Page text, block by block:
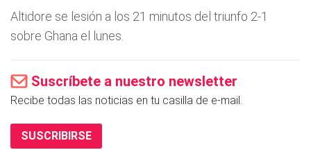
Altidore se lesión a los 21 minutos del triunfo 2-1
sobre Ghana el lunes.
Suscríbete a nuestro newsletter
Recibe todas las noticias en tu casilla de e-mail.
SUSCRIBIRSE